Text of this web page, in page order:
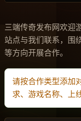
三端传奇发布网欢迎
站点与我们联系，围
等方向开展合作。
请按合作类型添加
求、游戏名称、上